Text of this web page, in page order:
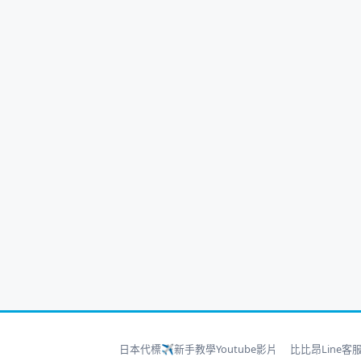
日本代標✈新手教學Youtube影片 比比昂Line客